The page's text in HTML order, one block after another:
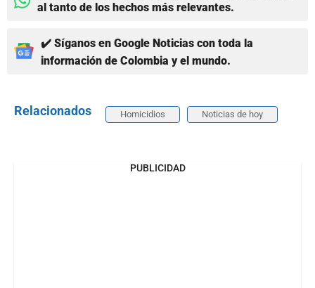
al tanto de los hechos más relevantes.
✔️ Síganos en Google Noticias con toda la
información de Colombia y el mundo.
Relacionados Homicidios Noticias de hoy
PUBLICIDAD